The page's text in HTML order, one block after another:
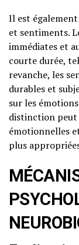
Il est
et sentiments.
immédiates et
courte durée,
revanche, les
durables et
sur les
distinction peut
émotionnelles
plus